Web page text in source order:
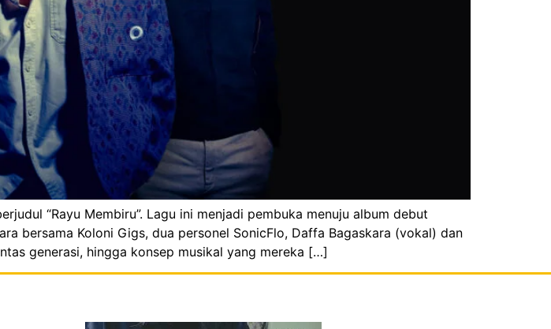
“Rayu Membiru”. Lagu ini menjadi pembuka menuju album debut
bersama Koloni Gigs, dua personel SonicFlo, Daffa Bagaskara (vokal) dan
generasi, hingga konsep musikal yang mereka […]